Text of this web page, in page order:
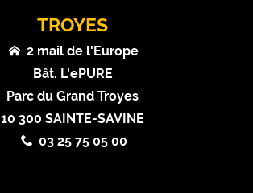
TROYES
2 mail de l'Europe
Bât. L'ePURE
Parc du Grand Troyes
10 300 SAINTE-SAVINE
03 25 75 05 00